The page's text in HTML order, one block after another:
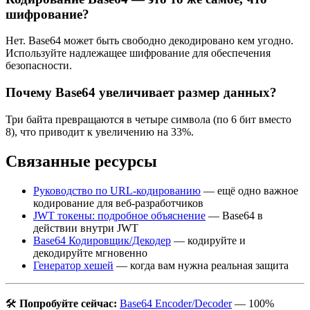
шифрование?
Нет. Base64 может быть свободно декодировано кем угодно.
Используйте надлежащее шифрование для обеспечения
безопасности.
Почему Base64 увеличивает размер данных?
Три байта превращаются в четыре символа (по 6 бит вместо
8), что приводит к увеличению на 33%.
Связанные ресурсы
Руководство по URL-кодированию — ещё одно важное
кодирование для веб-разработчиков
JWT токены: подробное объяснение — Base64 в
действии внутри JWT
Base64 Кодировщик/Декодер — кодируйте и
декодируйте мгновенно
Генератор хешей — когда вам нужна реальная защита
🛠️ Попробуйте сейчас: Base64 Encoder/Decoder— 100%